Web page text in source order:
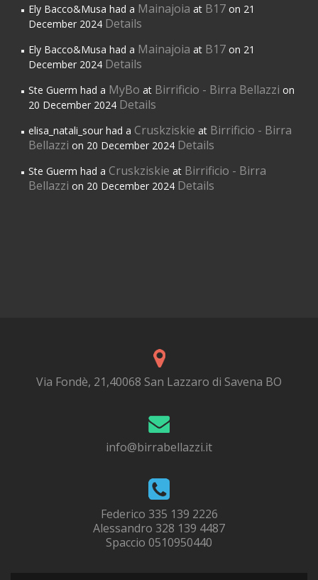
Ely Bacco&Musa had a Mainajoia at B17 on 21
December 2024 Details
Ely Bacco&Musa had a Mainajoia at B17 on 21
December 2024 Details
Ste Guerm had a MyBo at Birrificio - Birra Bellazzi on
20 December 2024 Details
elisa_natali_sour had a Cruskziskie at Birrificio - Birra
Bellazzi on 20 December 2024 Details
Ste Guerm had a Cruskziskie at Birrificio - Birra
Bellazzi on 20 December 2024 Details
Via Fondè, 21,40068 San Lazzaro di Savena BO
info@birrabellazzi.it
Federico 335 139 2226
Alessandro 328 139 4487
Spaccio 0510950440